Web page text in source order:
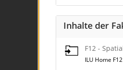
Inhalte der
F12 -
ILU Home F12